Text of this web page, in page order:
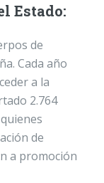
Estado:
de
Cada año
a la
2.764
de
a promoción